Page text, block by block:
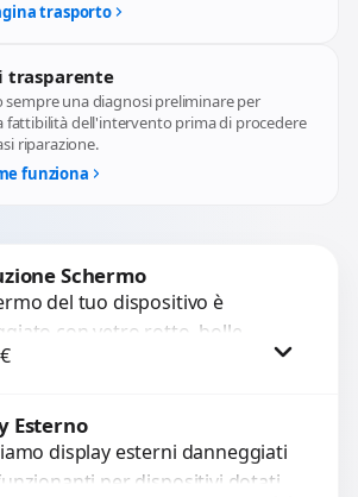
trasporto
trasparente
sempre una diagnosi preliminare per
fattibilità dell'intervento prima di procedere
riparazione.
funziona
Schermo
del tuo dispositivo è
con vetro rotto, bolle,
schermo nero o pixel morti?
€
Procedi
Esterno
display esterni danneggiati
per dispositivi dotati